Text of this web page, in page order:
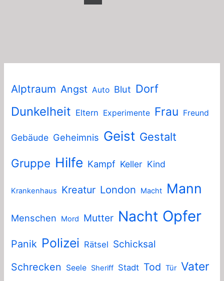
Alptraum Angst Auto Blut Dorf
Dunkelheit Eltern Experimente Frau Freund
Gebäude Geheimnis Geist Gestalt
Gruppe Hilfe Kampf Keller Kind
Krankenhaus Kreatur London Macht Mann
Menschen Mord Mutter Nacht Opfer
Panik Polizei Rätsel Schicksal
Schrecken
Seele Sheriff Stadt Tod Tür Vater